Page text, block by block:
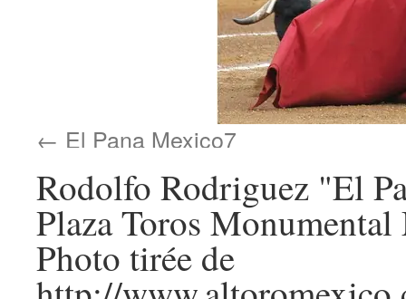
El Pana Mexico7
Rodolfo Rodriguez "El
Plaza Toros
Photo tirée de